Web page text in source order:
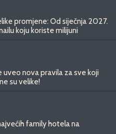
promjene: Od siječnja 2027.
koju koriste milijuni
uveo nova pravila za sve koji
su velike!
family hotela na